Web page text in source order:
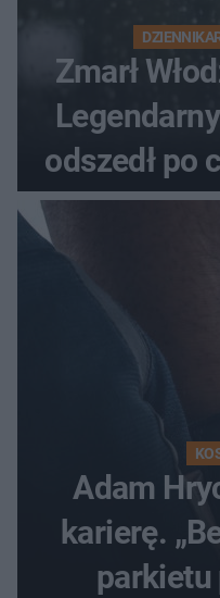
Zmarł
odszedł po
Adam
karierę.
parkietu